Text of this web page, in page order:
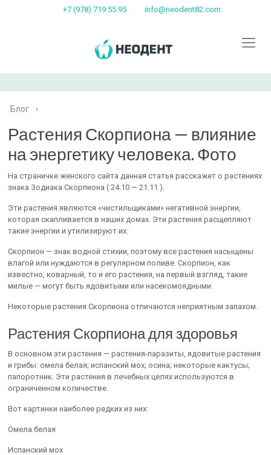
+7 (978) 719 55 95 info@neodent82.com
Блог ›
Растения Скорпиона — влияние
на энергетику человека. Фото
На страничке женского сайта данная статья расскажет о растениях
знака Зодиака Скорпиона ( 24.10 — 21.11 ).
Эти растения являются «чистильщиками» негативной энергии,
которая скапливается в наших домах. Эти растения расщепляют
такие энергии и утилизируют их.
Скорпион — знак водной стихии, поэтому все растения насыщены
влагой или нуждаются в регулярном поливе. Скорпион, как
известно, коварный, то и его растения, на первый взгляд, такие
милые — могут быть ядовитыми или насекомоядными.
Некоторые растения Скорпиона отличаются неприятным запахом.
Растения Скорпиона для здоровья
В основном эти растения — растения-паразиты, ядовитые растения
и грибы: омела белая; испанский мох; осина; некоторые кактусы;
папоротник. Эти растения в лечебных целях используются в
ограниченном количестве.
Вот картинки наиболее редких из них:
Омела белая
Испанский мох